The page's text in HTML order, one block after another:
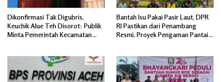
Dikonfirmasi Tak Digubris,
Keuchik Alue Teh Disorot: Publik
Minta Pemerintah Kecamatan
Bantah Isu Pakai Pasir Laut, DPR
RI Pastikan dari Penambang
Resmi, Proyek Pengaman Pantai